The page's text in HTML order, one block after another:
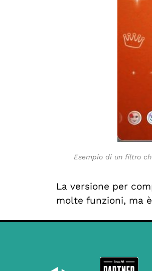
Esempio di un filtro
La versione per
molte funzioni, ma